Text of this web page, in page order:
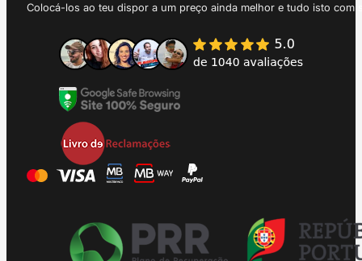
Colocá-los ao teu dispor a um preço ainda melhor e tudo isto